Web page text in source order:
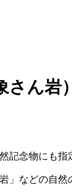
さん岩
記念物にも
」などの自